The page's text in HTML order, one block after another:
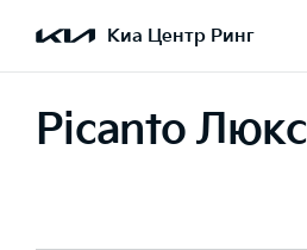
Киа Центр Ринг
Picanto Люкс